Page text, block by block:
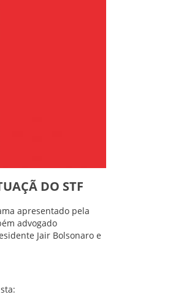
DO STF
apresentado pela
advogado
Jair Bolsonaro e